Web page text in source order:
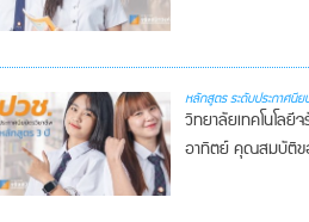
หลักสูตร ระดับประกาศนี
วิทยาลัยเทคโนโล
อาทิตย์ คุณสมบัติข